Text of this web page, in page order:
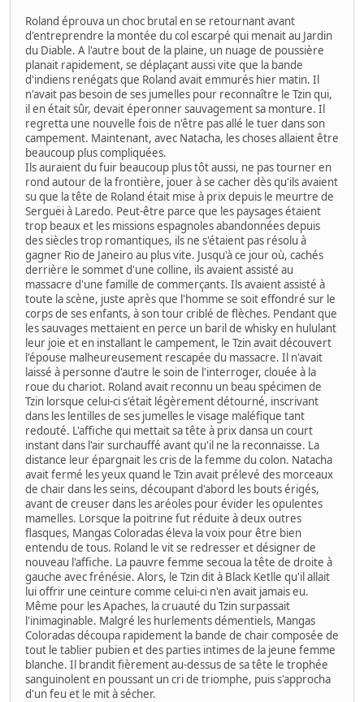
Roland éprouva un choc brutal en se retournant avant
d'entreprendre la montée du col escarpé qui menait au Jardin
du Diable. A l'autre bout de la plaine, un nuage de poussière
planait rapidement, se déplaçant aussi vite que la bande
d'indiens renégats que Roland avait emmurés hier matin. Il
n'avait pas besoin de ses jumelles pour reconnaître le Tzin qui,
il en était sûr, devait éperonner sauvagement sa monture. Il
regretta une nouvelle fois de n'être pas allé le tuer dans son
campement. Maintenant, avec Natacha, les choses allaient être
beaucoup plus compliquées.
Ils auraient du fuir beaucoup plus tôt aussi, ne pas tourner en
rond autour de la frontière, jouer à se cacher dès qu'ils avaient
su que la tête de Roland était mise à prix depuis le meurtre de
Serguëi à Laredo. Peut-être parce que les paysages étaient
trop beaux et les missions espagnoles abandonnées depuis
des siècles trop romantiques, ils ne s'étaient pas résolu à
gagner Rio de Janeiro au plus vite. Jusqu'à ce jour où, cachés
derrière le sommet d'une colline, ils avaient assisté au
massacre d'une famille de commerçants. Ils avaient assisté à
toute la scène, juste après que l'homme se soit effondré sur le
corps de ses enfants, à son tour criblé de flèches. Pendant que
les sauvages mettaient en perce un baril de whisky en hululant
leur joie et en installant le campement, le Tzin avait découvert
l'épouse malheureusement rescapée du massacre. Il n'avait
laissé à personne d'autre le soin de l'interroger, clouée à la
roue du chariot. Roland avait reconnu un beau spécimen de
Tzin lorsque celui-ci s'était légèrement détourné, inscrivant
dans les lentilles de ses jumelles le visage maléfique tant
redouté. L'affiche qui mettait sa tête à prix dansa un court
instant dans l'air surchauffé avant qu'il ne la reconnaisse. La
distance leur épargnait les cris de la femme du colon. Natacha
avait fermé les yeux quand le Tzin avait prélevé des morceaux
de chair dans les seins, découpant d'abord les bouts érigés,
avant de creuser dans les aréoles pour évider les opulentes
mamelles. Lorsque la poitrine fut réduite à deux outres
flasques, Mangas Coloradas éleva la voix pour être bien
entendu de tous. Roland le vit se redresser et désigner de
nouveau l'affiche. La pauvre femme secoua la tête de droite à
gauche avec frénésie. Alors, le Tzin dit à Black Ketlle qu'il allait
lui offrir une ceinture comme celui-ci n'en avait jamais eu.
Même pour les Apaches, la cruauté du Tzin surpassait
l'inimaginable. Malgré les hurlements démentiels, Mangas
Coloradas découpa rapidement la bande de chair composée de
tout le tablier pubien et des parties intimes de la jeune femme
blanche. Il brandit fièrement au-dessus de sa tête le trophée
sanguinolent en poussant un cri de triomphe, puis s'approcha
d'un feu et le mit à sécher.